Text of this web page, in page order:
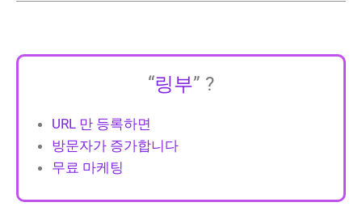
“링부” ?
URL 만 등록하면
방문자가 증가합니다
무료 마케팅